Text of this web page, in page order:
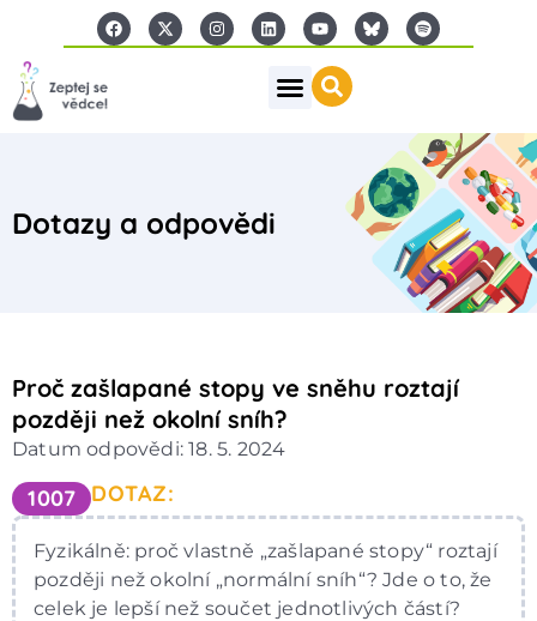
Dotazy a odpovědi
Proč zašlapané stopy ve sněhu roztají
později než okolní sníh?
Datum odpovědi: 18. 5. 2024
1007 DOTAZ:
Fyzikálně: proč vlastně „zašlapané stopy“ roztají
později než okolní „normální sníh“? Jde o to, že
celek je lepší než součet jednotlivých částí?